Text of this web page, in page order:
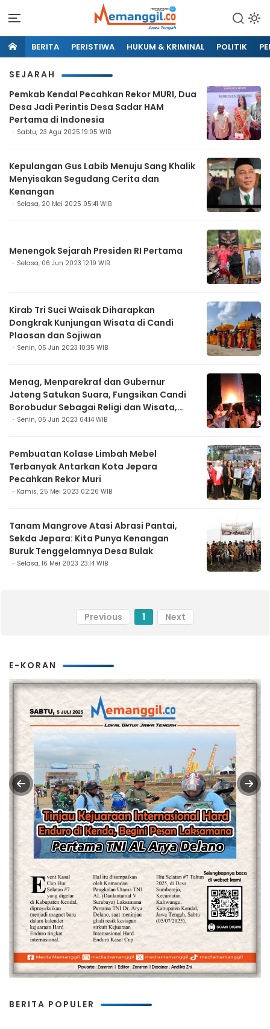
BERITA PERISTIWA HUKUM & KRIMINAL POLITIK
SEJARAH
Pemkab Kendal Pecahkan Rekor MURI, Dua
Desa Jadi Perintis Desa Sadar HAM
Pertama di Indonesia
Sabtu, 23 Agu 2025 19:05 WIB
Kepulangan Gus Labib Menuju Sang Khalik
Menyisakan Segudang Cerita dan
Kenangan
Selasa, 20 Mei 2025 05:41 WIB
Menengok Sejarah Presiden RI Pertama
Selasa, 06 Jun 2023 12:19 WIB
Kirab Tri Suci Waisak Diharapkan
Dongkrak Kunjungan Wisata di Candi
Plaosan dan Sojiwan
Senin, 05 Jun 2023 10:35 WIB
Menag, Menparekraf dan Gubernur
Jateng Satukan Suara, Fungsikan Candi
Borobudur Sebagai Religi dan Wisata,
Ternyata Ini Tujuannya
Senin, 05 Jun 2023 04:14 WIB
Pembuatan Kolase Limbah Mebel
Terbanyak Antarkan Kota Jepara
Pecahkan Rekor Muri
Kamis, 25 Mei 2023 02:26 WIB
Tanam Mangrove Atasi Abrasi Pantai,
Sekda Jepara: Kita Punya Kenangan
Buruk Tenggelamnya Desa Bulak
Selasa, 16 Mei 2023 23:14 WIB
Previous 1 Next
E-KORAN
BERITA POPULER